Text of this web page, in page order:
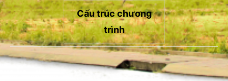
Cấu trúc chương
trình